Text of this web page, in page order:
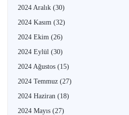
2024 Aralık (30)
2024 Kasım (32)
2024 Ekim (26)
2024 Eylül (30)
2024 Ağustos (15)
2024 Temmuz (27)
2024 Haziran (18)
2024 Mayıs (27)